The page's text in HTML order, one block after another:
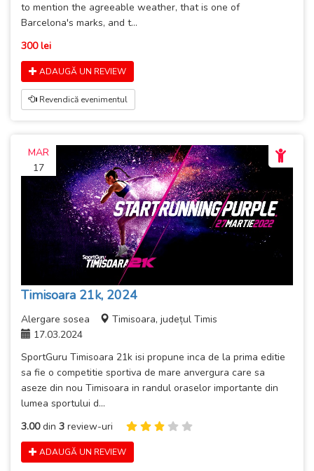
to mention the agreeable weather, that is one of
Barcelona's marks, and t...
300 lei
ADAUGĂ UN REVIEW
Revendică evenimentul
MAR
17
Timisoara 21k, 2024
Alergare sosea
Timisoara, județul Timis
17.03.2024
SportGuru Timisoara 21k isi propune inca de la prima editie
sa fie o competitie sportiva de mare anvergura care sa
aseze din nou Timisoara in randul oraselor importante din
lumea sportului d...
3.00din 3 review-uri
ADAUGĂ UN REVIEW